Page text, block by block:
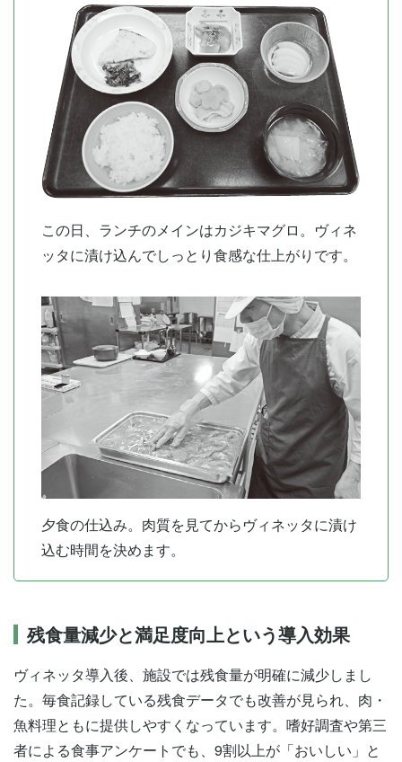
この日、ランチのメインはカジキマグロ。ヴィネ
ッタに漬け込んでしっとり食感な仕上がりです。
夕食の仕込み。肉質を見てからヴィネッタに漬け
込む時間を決めます。
残食量減少と満足度向上という導入効果
ヴィネッタ導入後、施設では残食量が明確に減少しまし
た。毎食記録している残食データでも改善が見られ、肉・
魚料理ともに提供しやすくなっています。嗜好調査や第三
者による食事アンケートでも、9割以上が「おいしい」と